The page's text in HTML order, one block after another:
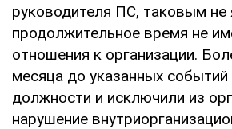
руководителя ПС, таковым не
продолжительное время не
отношения к организации.
месяца до указанных
должности и исключили из
нарушение